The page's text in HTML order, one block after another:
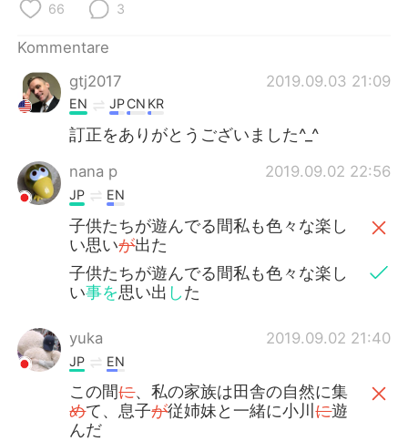
66 3
Kommentare
gtj2017
2019.09.03 21:09
EN JPCN KR
訂正をありがとうございました^_^
nana p 2019.09.02 22:56
JP EN
子供たちが遊んでる間私も色々な楽し
い思いが出た
子供たちが遊んでる間私も色々な楽し
い事を思い出 した
yuka 2019.09.02 21:40
JP EN
この間に、私の家族は田舎の自然に集
めて、息子が従姉妹と一緒に小川に遊
んだ